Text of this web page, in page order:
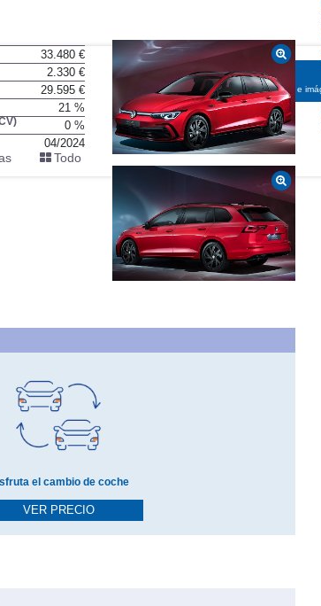
33.480 €
2.330 €
29.595 €
21 %
0 %
04/2024
VER PRECIO